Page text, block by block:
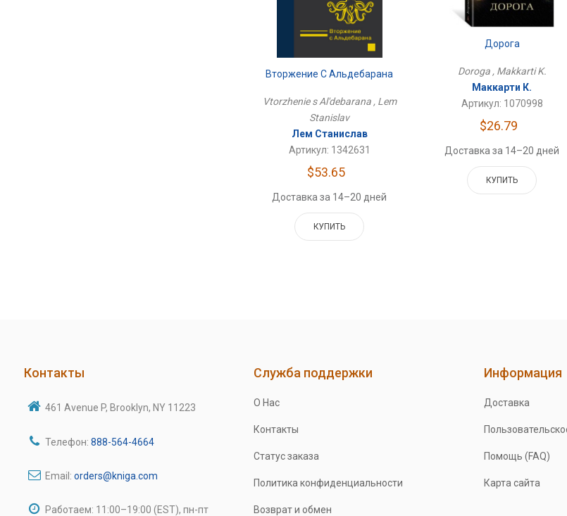
Вторжение С Альдебарана
Vtorzhenie s Al'debarana , Lem
Stanislav
Лем Станислав
Артикул: 1342631
$53.65
Доставка за 14–20 дней
КУПИТЬ
Дорога
Doroga , Makkarti K.
Маккарти К.
Артикул: 1070998
$26.79
Доставка за 14–20 дней
КУПИТЬ
Контакты
461 Avenue P, Brooklyn, NY 11223
Телефон: 888-564-4664
Email: orders@kniga.com
Работаем: 11:00–19:00 (EST), пн-пт
Служба поддержки
О Нас
Контакты
Статус заказа
Политика конфиденциальности
Возврат и обмен
Информация
Доставка
Помощь (FAQ)
Карта сайта